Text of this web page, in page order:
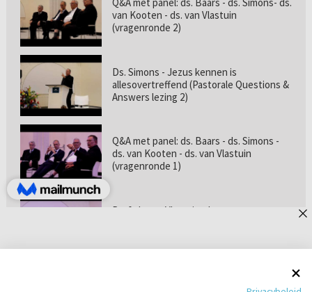
van Kooten - ds. van Vlastuin
(vragenronde 2)
Ds. Simons - Jezus kennen is
allesovertreffend (Pastorale Questions &
Answers lezing 2)
Q&A met panel: ds. Baars - ds. Simons -
ds. van Kooten - ds. van Vlastuin
(vragenronde 1)
Prof. dr. van Vlastuin - Is